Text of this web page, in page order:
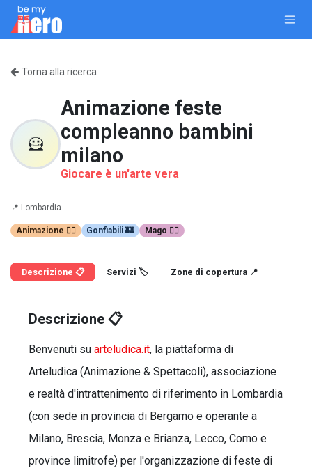
Passa al contenuto
Torna alla ricerca
🦸
Animazione feste
compleanno bambini
milano
Giocare è un'arte vera
📍 Lombardia
Animazione 🤹‍♂️ Gonfiabili 🏰 Mago 🧙‍♂️
Descrizione 📋 Servizi 🏷️ Zone di copertura 📍
Descrizione 📋
Benvenuti su arteludica.it, la piattaforma di
Arteludica (Animazione & Spettacoli), associazione
e realtà d'intrattenimento di riferimento in Lombardia
(con sede in provincia di Bergamo e operante a
Milano, Brescia, Monza e Brianza, Lecco, Como e
province limitrofe) per l'organizzazione di feste di